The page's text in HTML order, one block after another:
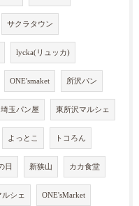
サクラタウン
lycka(リュッカ)
ONE'smaket 所沢パン
埼玉パン屋 東所沢マルシェ
よっとこ トコろん
日 新狭山 カカ食堂
シェ ONE'sMarket